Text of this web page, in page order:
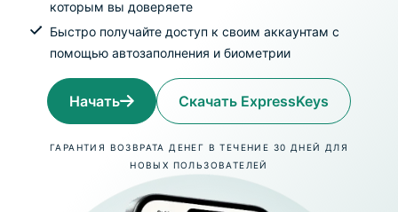
которым вы доверяете
Быстро получайте доступ к своим аккаунтам с
помощью автозаполнения и биометрии
Начать Скачать ExpressKeys
ГАРАНТИЯ ВОЗВРАТА ДЕНЕГ В ТЕЧЕНИЕ 30 ДНЕЙ ДЛЯ
НОВЫХ ПОЛЬЗОВАТЕЛЕЙ